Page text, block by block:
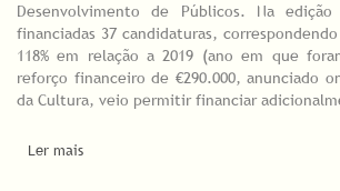
Desenvolvimento de Públicos. Na
financiadas 37 candidaturas,
118% em relação a 2019 (ano em que
reforço financeiro de €290.000, anunciado
da Cultura, veio permitir financiar
Ler mais